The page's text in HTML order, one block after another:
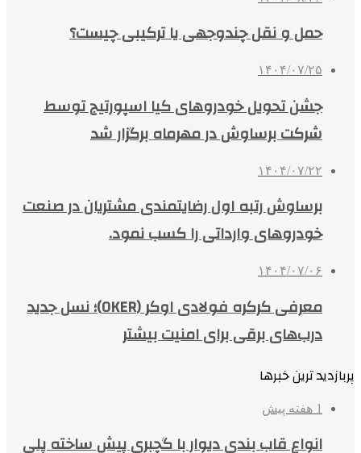
حمل و نقل چندوجهی یا ترکیبی چیست؟
۱۴۰۴/۰۷/۲۵
جشن تحویل خودروهای کیا اسپورتیج توسط
شرکت برساوش در مهرماه برگزار شد
۱۴۰۴/۰۷/۲۲
برساوش رتبه اول رضایتمندی مشتریان در صنعت
خودروهای وارداتی را کسب نمود.
۱۴۰۴/۰۷/۰۶
معرفی کرکره فولادی اوکر (OKER)؛ نسل جدید
درب‌های برقی برای امنیت بیشتر
پربازدید ترین خبرها
1 هفته پیش
انواع قاب بندی دیوار با گچبری پیش ساخته پلی